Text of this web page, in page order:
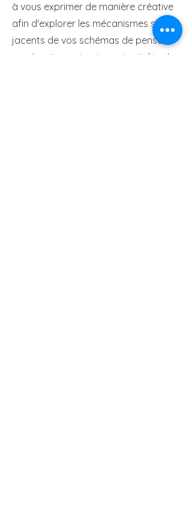
à vous exprimer de manière créative
afin d'explorer les mécanismes sous-
jacents de vos schémas de pensée,
vos émotions et votre potentiel inné.